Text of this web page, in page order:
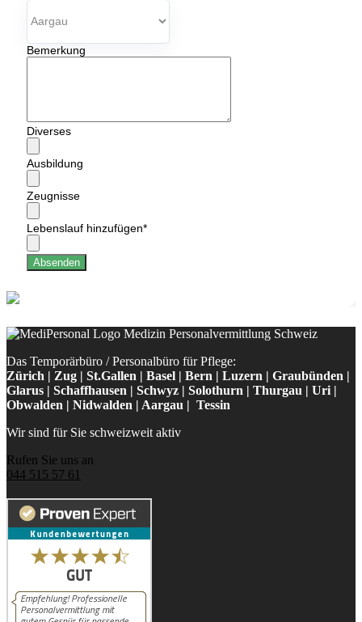
Bemerkung
Diverses
Ausbildung
Zeugnisse
Lebenslauf hinzufügen*
Absenden
Das Temporärbüro / Personalbüro für Pflege:
Zürich | Zug | St.Gallen | Basel | Bern | Luzern | Graubünden |
Glarus | Schaffhausen | Schwyz | Solothurn | Thurgau | Uri |
Obwalden | Nidwalden | Aargau | Tessin
Wir sind für Sie schweizweit aktiv
Rufen Sie uns an
044 515 57 61